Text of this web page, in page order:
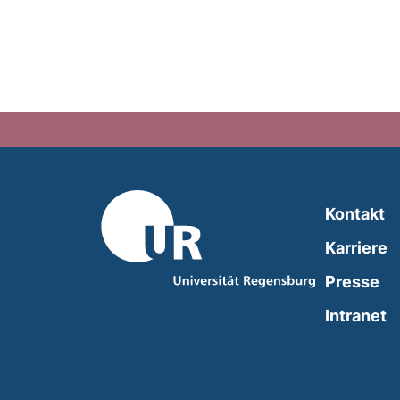
Kontakt
Karriere
Presse
Intranet